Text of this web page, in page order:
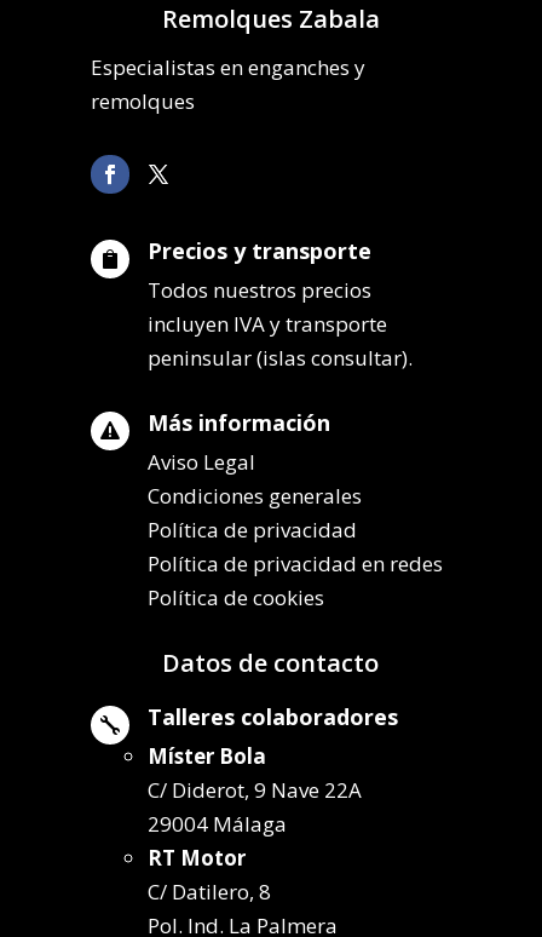
Remolques Zabala
Especialistas en enganches y
remolques
 Precios y transporte
Todos nuestros precios
incluyen IVA y transporte
peninsular (islas consultar).
 Más información
Aviso Legal
Condiciones generales
Política de privacidad
Política de privacidad en redes
Política de cookies
Datos de contacto
 Talleres colaboradores
Míster Bola
C/ Diderot, 9 Nave 22A
29004 Málaga
RT Motor
C/ Datilero, 8
Pol. Ind. La Palmera